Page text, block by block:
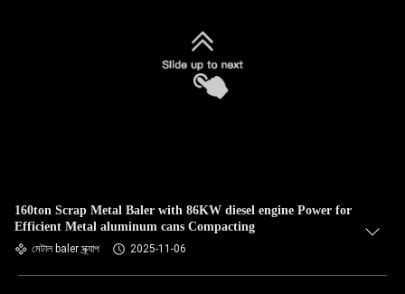
160ton Scrap Metal Baler with 86KW diesel engine Power for
Efficient Metal aluminum cans Compacting
মেটাল baler স্ক্র্যাপ 2025-11-06